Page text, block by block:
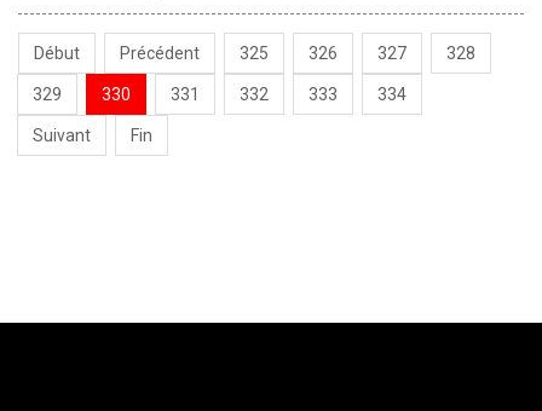
Début Précédent 325 326 327 328
329 330 331 332 333 334
Suivant Fin